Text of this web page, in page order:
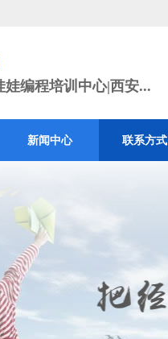
编程培训中心|西安...
新闻中心 联系方式